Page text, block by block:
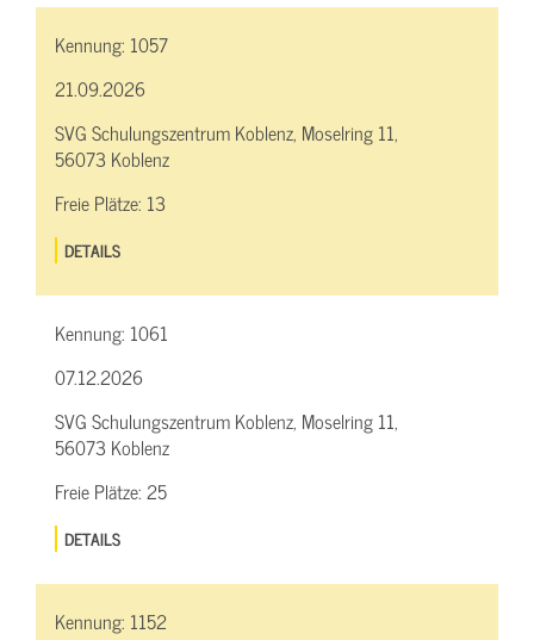
Kennung: 1057
21.09.2026
SVG Schulungszentrum Koblenz, Moselring 11,
56073 Koblenz
Freie Plätze: 13
DETAILS
Kennung: 1061
07.12.2026
SVG Schulungszentrum Koblenz, Moselring 11,
56073 Koblenz
Freie Plätze:25
DETAILS
Kennung: 1152